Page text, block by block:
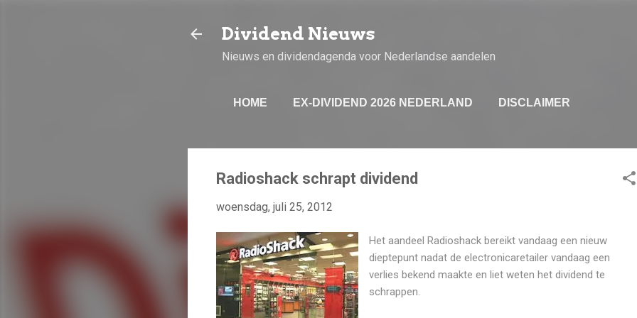
Dividend Nieuws
Nieuws en dividendagenda voor Nederlandse aandelen
HOME EX-DIVIDEND 2026 NEDERLAND DISCLAIMER
Radioshack schrapt dividend
woensdag, juli 25, 2012
Het aandeel Radioshack bereikt vandaag een nieuw
dieptepunt nadat de electronicaretailer vandaag een
verlies bekend maakte en liet weten het dividend te
schrappen.